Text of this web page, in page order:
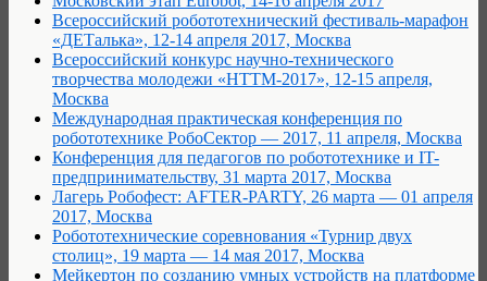
Всероссийский робототехнический фестиваль-марафон
«ДЕТалька», 12-14 апреля 2017, Москва
Всероссийский конкурс научно-технического
творчества молодежи «НТТМ-2017», 12-15 апреля,
Москва
Международная практическая конференция по
робототехнике РобоСектор — 2017, 11 апреля, Москва
Конференция для педагогов по робототехнике и IT-
предпринимательству, 31 марта 2017, Москва
Лагерь Робофест: AFTER-PARTY, 26 марта — 01 апреля
2017, Москва
Робототехнические соревнования «Турнир двух
столиц», 19 марта — 14 мая 2017, Москва
Мейкертон по созданию умных устройств на платформе